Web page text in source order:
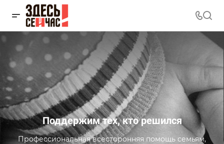
Поддержим тех, кто решился
Профессиональная всесторонняя помощь семьям,